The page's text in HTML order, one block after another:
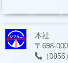
本社
〒698-
（0856